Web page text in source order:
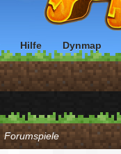
Forumspiele
Hilfe Dynmap